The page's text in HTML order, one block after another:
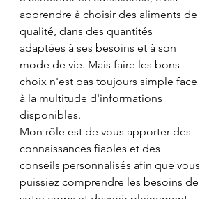
apprendre à choisir des aliments de
qualité, dans des quantités
adaptées à ses besoins et à son
mode de vie. Mais faire les bons
choix n'est pas toujours simple face
à la multitude d'informations
disponibles.
Mon rôle est de vous apporter des
connaissances fiables et des
conseils personnalisés afin que vous
puissiez comprendre les besoins de